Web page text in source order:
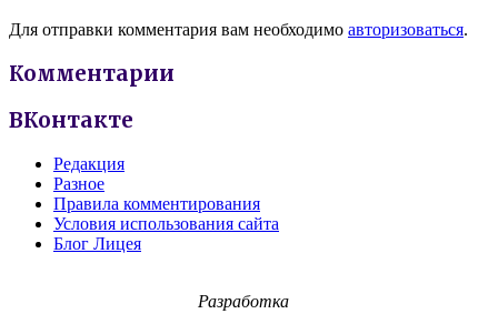
Для отправки комментария вам необходимо авторизоваться.
Комментарии
ВКонтакте
Редакция
Разное
Правила комментирования
Условия использования сайта
Блог Лицея
Разработка